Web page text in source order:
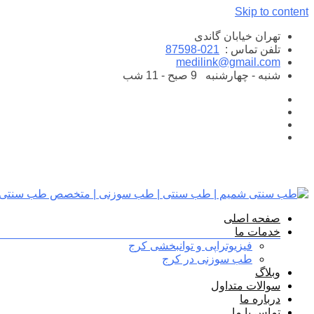
Skip to content
تهران خیابان گاندی
تلفن تماس : 021-87598
medilink@gmail.com
شنبه - چهارشنبه
صفحه اصلی
خدمات ما
فیزیوتراپی و توانبخشی کرج
طب سوزنی در کرج
وبلاگ
سوالات متداول
درباره ما